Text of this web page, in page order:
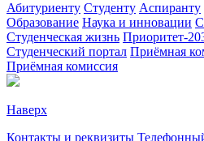
Абитуриенту Студенту Аспиранту
Образование Наука и инновации
Студенческая жизнь Приоритет-
Студенческий портал Приёмная
Приёмная комиссия
Наверх
Контакты и реквизиты